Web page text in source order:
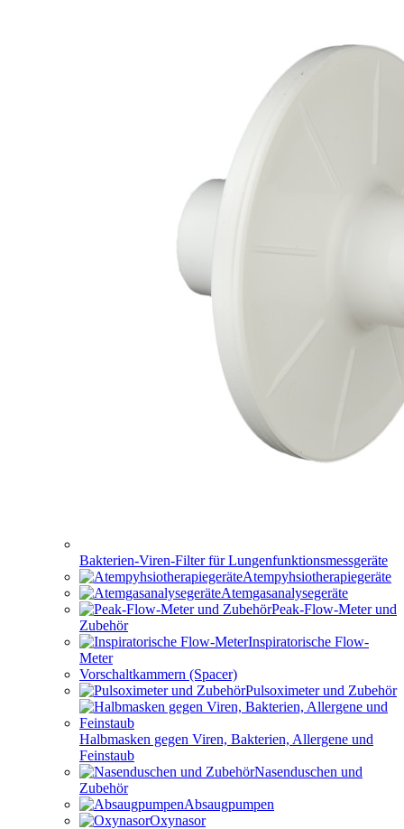
Bakterien-Viren-Filter für Lungenfunktionsmessgeräte
Atempyhsiotherapiegeräte
Atemgasanalysegeräte
Peak-Flow-Meter und
Zubehör
Inspiratorische Flow-
Meter
Vorschaltkammern (Spacer)
Pulsoximeter und Zubehör
Halbmasken gegen Viren, Bakterien, Allergene und
Feinstaub
Nasenduschen und
Zubehör
Absaugpumpen
Oxynasor